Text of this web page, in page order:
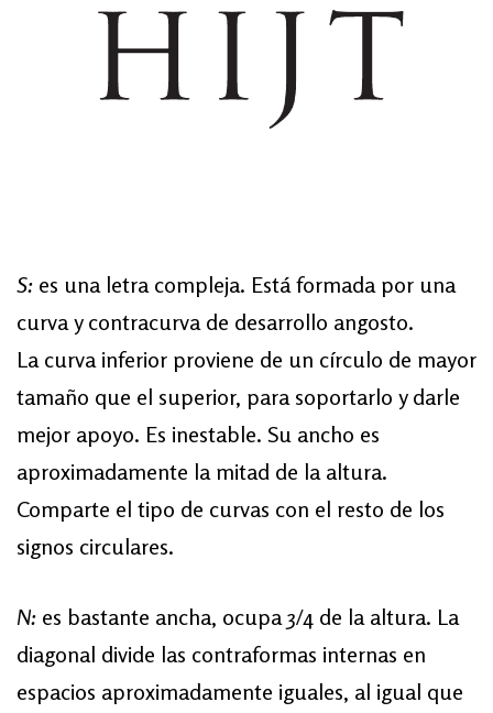
S: es una letra compleja. Está formada por una
curva y contracurva de desarrollo angosto.
La curva inferior proviene de un círculo de mayor
tamaño que el superior, para soportarlo y darle
mejor apoyo. Es inestable. Su ancho es
aproximadamente la mitad de la altura.
Comparte el tipo de curvas con el resto de los
signos circulares.
N: es bastante ancha, ocupa 3/4 de la altura. La
diagonal divide las contraformas internas en
espacios aproximadamente iguales, al igual que